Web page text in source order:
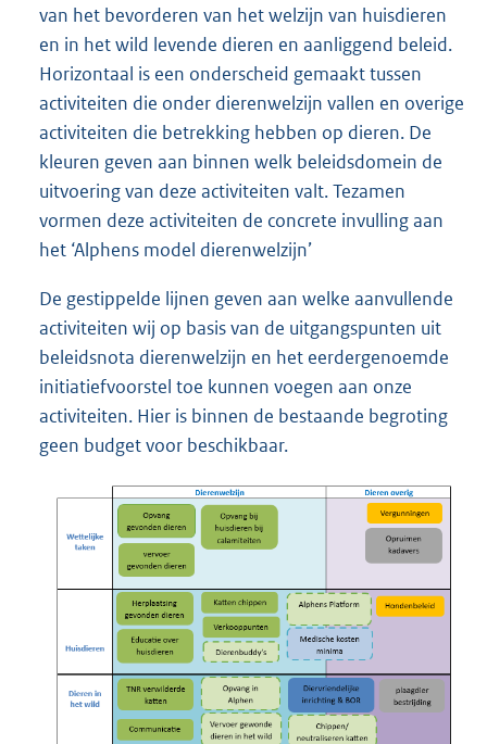
van het bevorderen van het welzijn van huisdieren
en in het wild levende dieren en aanliggend beleid.
Horizontaal is een onderscheid gemaakt tussen
activiteiten die onder dierenwelzijn vallen en overige
activiteiten die betrekking hebben op dieren. De
kleuren geven aan binnen welk beleidsdomein de
uitvoering van deze activiteiten valt. Tezamen
vormen deze activiteiten de concrete invulling aan
het ‘Alphens model dierenwelzijn’
De gestippelde lijnen geven aan welke aanvullende
activiteiten wij op basis van de uitgangspunten uit
beleidsnota dierenwelzijn en het eerdergenoemde
initiatiefvoorstel toe kunnen voegen aan onze
activiteiten. Hier is binnen de bestaande begroting
geen budget voor beschikbaar.